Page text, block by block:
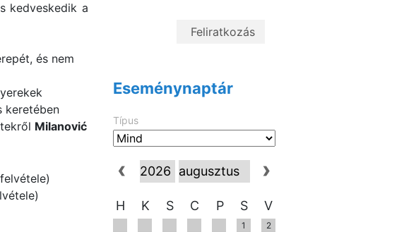
kedveskedik a
és nem
keretében
Milanović
Eseménynaptár
Típus
H K S C P S V
1 2